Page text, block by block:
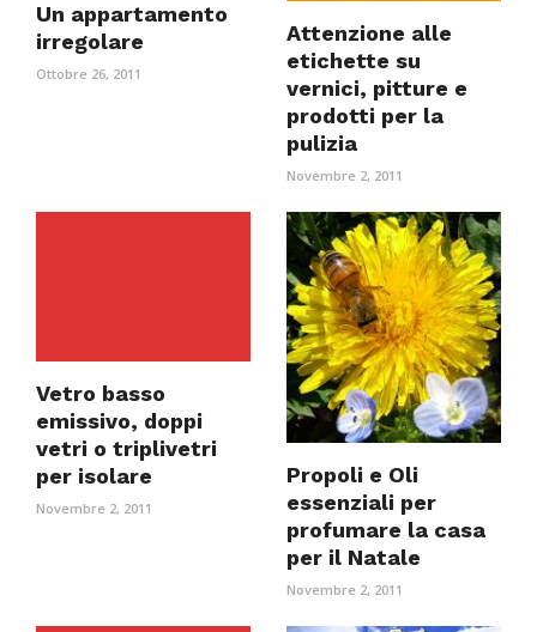
Un appartamento
irregolare
Ottobre 26, 2011
Attenzione alle
etichette su
vernici, pitture e
prodotti per la
pulizia
Novembre 2, 2011
Vetro basso
emissivo, doppi
vetri o triplivetri
per isolare
Novembre 2, 2011
Propoli e Oli
essenziali per
profumare la casa
per il Natale
Novembre 2, 2011